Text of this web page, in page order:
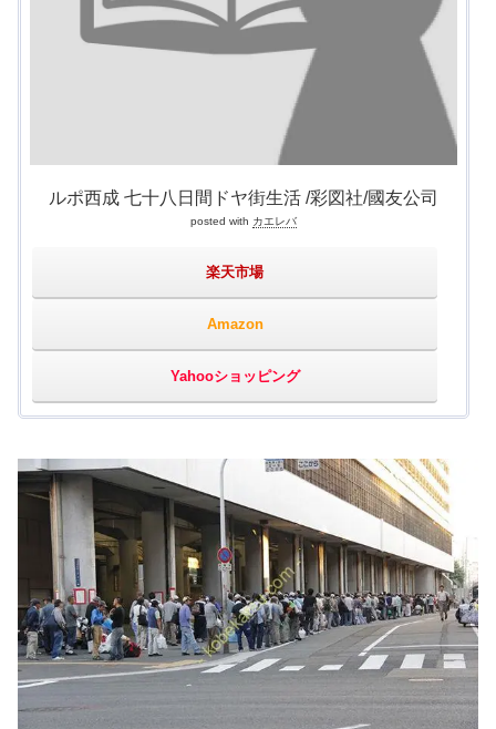
ルポ西成 七十八日間ドヤ街生活 /彩図社/國友公司
posted with カエレバ
楽天市場
Amazon
Yahooショッピング